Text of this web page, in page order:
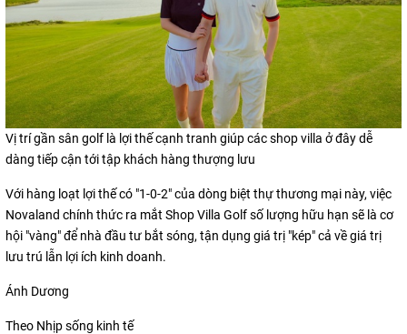
Vị trí gần sân golf là lợi thế cạnh tranh giúp các shop villa ở đây dễ
dàng tiếp cận tới tập khách hàng thượng lưu
Với hàng loạt lợi thế có "1-0-2" của dòng biệt thự thương mại này, việc
Novaland chính thức ra mắt Shop Villa Golf số lượng hữu hạn sẽ là cơ
hội "vàng" để nhà đầu tư bắt sóng, tận dụng giá trị "kép" cả về giá trị
lưu trú lẫn lợi ích kinh doanh.
Ánh Dương
Theo Nhịp sống kinh tế